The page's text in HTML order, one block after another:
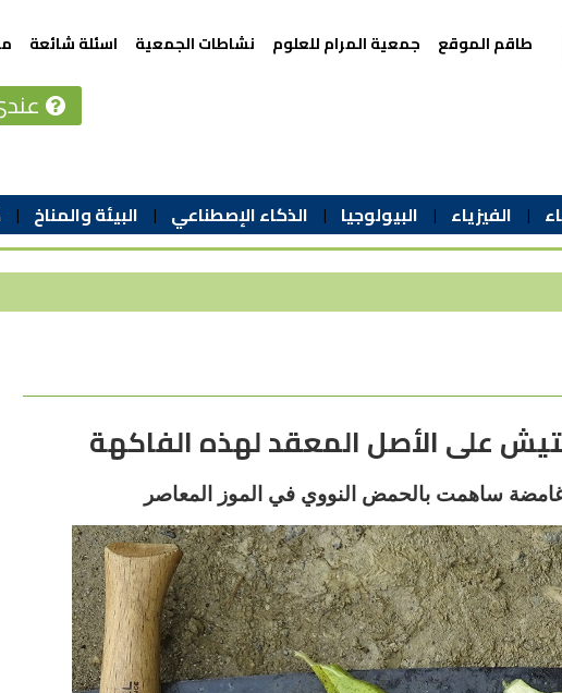
الفيزياء البيولوجيا الذكاء الإصطناعي البيئة والمناخ
طاقم الموقع جمعية المرام للعلوم نشاطات الجمعية اسئلة شائعة
على الأصل المعقد لهذه الفاكهة
غامضة ساهمت بالحمض النووي في الموز المعاصر